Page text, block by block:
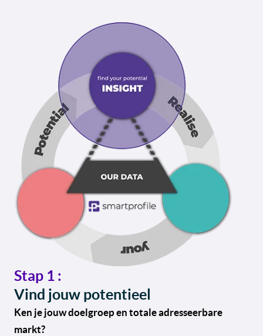
Stap 1 :
Vind jouw potentieel
Ken je jouw doelgroep en totale adresseerbare
markt?